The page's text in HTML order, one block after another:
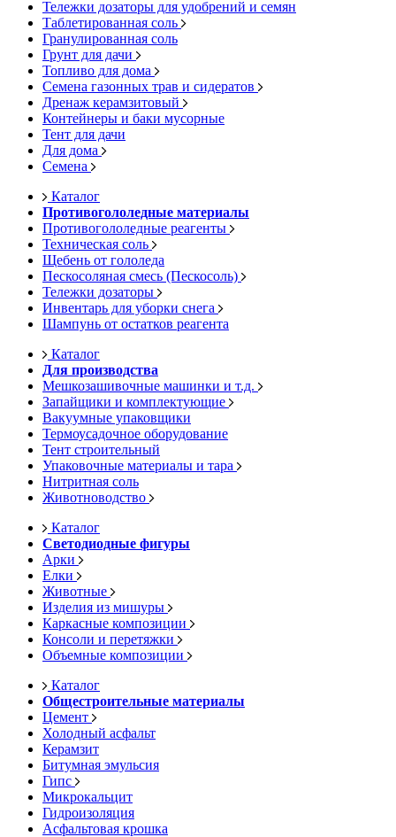
Тележки дозаторы для удобрений и семян
Таблетированная соль
Гранулированная соль
Грунт для дачи
Топливо для дома
Семена газонных трав и сидератов
Дренаж керамзитовый
Контейнеры и баки мусорные
Тент для дачи
Для дома
Семена
Каталог
Противогололедные материалы
Противогололедные реагенты
Техническая соль
Щебень от гололеда
Пескосоляная смесь (Пескосоль)
Тележки дозаторы
Инвентарь для уборки снега
Шампунь от остатков реагента
Каталог
Для производства
Мешкозашивочные машинки и т.д.
Запайщики и комплектующие
Вакуумные упаковщики
Термоусадочное оборудование
Тент строительный
Упаковочные материалы и тара
Нитритная соль
Животноводство
Каталог
Светодиодные фигуры
Арки
Елки
Животные
Изделия из мишуры
Каркасные композиции
Консоли и перетяжки
Объемные композиции
Каталог
Общестроительные материалы
Цемент
Холодный асфальт
Керамзит
Битумная эмульсия
Гипс
Микрокальцит
Гидроизоляция
Асфальтовая крошка